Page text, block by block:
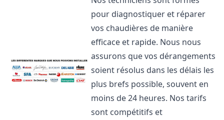
pour diagnostiquer et réparer
vos chaudières de manière
efficace et rapide. Nous nous
assurons que vos dérangements
soient résolus dans les délais les
plus brefs possible, souvent en
moins de 24 heures. Nos tarifs
sont compétitifs et